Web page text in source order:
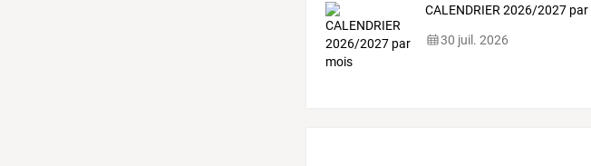
CALENDRIER 2026/2027
30 juil. 2026